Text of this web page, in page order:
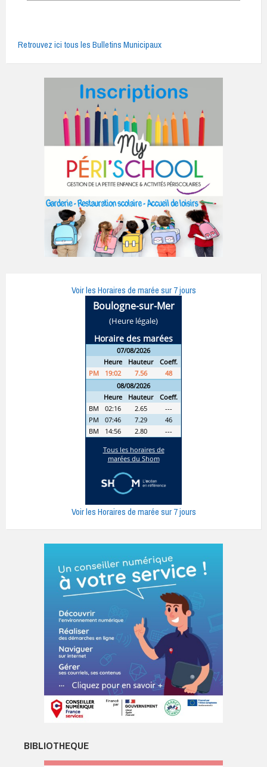
Retrouvez ici tous les Bulletins Municipaux
Voir les Horaires de marée sur 7 jours
Voir les Horaires de marée sur 7 jours
BIBLIOTHEQUE